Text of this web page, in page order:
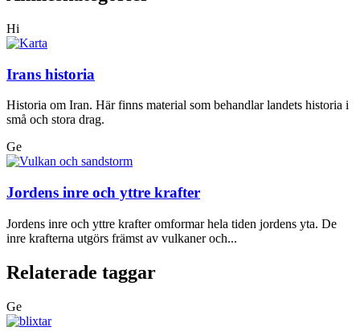
Hi
Irans historia
Historia om Iran. Här finns material som behandlar landets historia i
små och stora drag.
Ge
Jordens inre och yttre krafter
Jordens inre och yttre krafter omformar hela tiden jordens yta. De
inre krafterna utgörs främst av vulkaner och...
Relaterade taggar
Ge